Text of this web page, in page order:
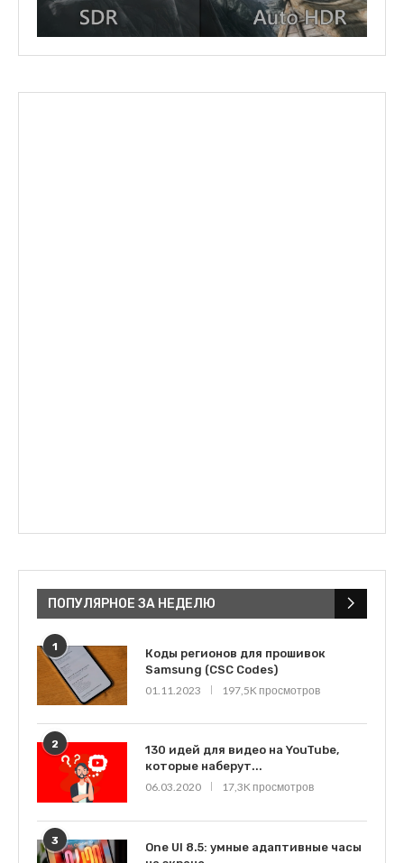
ПОПУЛЯРНОЕ ЗА НЕДЕЛЮ
1
Коды регионов для прошивок
Samsung (CSC Codes)
01.11.2023
197,5K просмотров
2
130 идей для видео на YouTube,
которые наберут...
06.03.2020
17,3K просмотров
3
One UI 8.5: умные адаптивные часы